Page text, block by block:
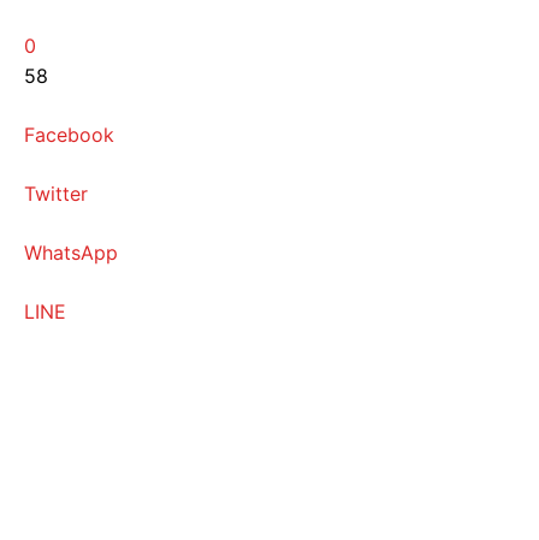
0
58
Facebook
Twitter
WhatsApp
LINE